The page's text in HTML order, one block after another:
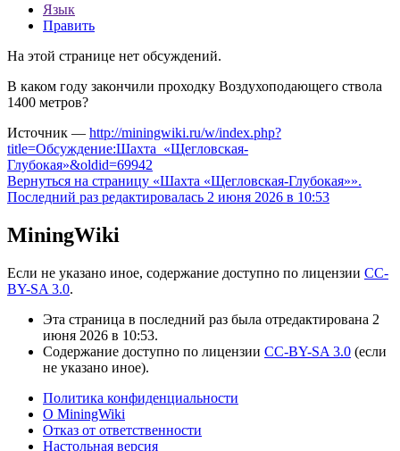
Язык
Править
На этой странице нет обсуждений.
В каком году закончили проходку Воздухоподающего ствола
1400 метров?
Источник — http://miningwiki.ru/w/index.php?
title=Обсуждение:Шахта_«Щегловская-
Глубокая»&oldid=69942
Вернуться на страницу «Шахта «Щегловская-Глубокая»».
Последний раз редактировалась 2 июня 2026 в 10:53
MiningWiki
Если не указано иное, содержание доступно по лицензии CC-
BY-SA 3.0.
Эта страница в последний раз была отредактирована 2
июня 2026 в 10:53.
Содержание доступно по лицензии CC-BY-SA 3.0 (если
не указано иное).
Политика конфиденциальности
О MiningWiki
Отказ от ответственности
Настольная версия